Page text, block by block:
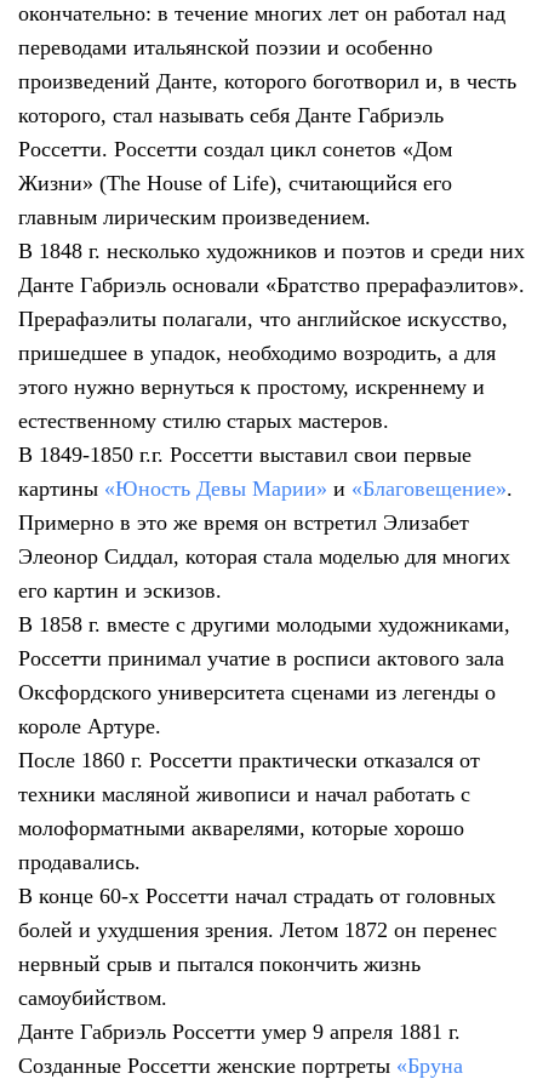
окончательно: в течение многих лет он работал над
переводами итальянской поэзии и особенно
произведений Данте, которого боготворил и, в честь
которого, стал называть себя Данте Габриэль
Россетти. Россетти создал цикл сонетов «Дом
Жизни» (The House of Life), считающийся его
главным лирическим произведением.
В 1848 г. несколько художников и поэтов и среди них
Данте Габриэль основали «Братство прерафаэлитов».
Прерафаэлиты полагали, что английское искусство,
пришедшее в упадок, необходимо возродить, а для
этого нужно вернуться к простому, искреннему и
естественному стилю старых мастеров.
В 1849-1850 г.г. Россетти выставил свои первые
картины «Юность Девы Марии» и «Благовещение».
Примерно в это же время он встретил Элизабет
Элеонор Сиддал, которая стала моделью для многих
его картин и эскизов.
В 1858 г. вместе с другими молодыми художниками,
Россетти принимал учатие в росписи актового зала
Оксфордского университета сценами из легенды о
короле Артуре.
После 1860 г. Россетти практически отказался от
техники масляной живописи и начал работать с
молоформатными акварелями, которые хорошо
продавались.
В конце 60-х Россетти начал страдать от головных
болей и ухудшения зрения. Летом 1872 он перенес
нервный срыв и пытался покончить жизнь
самоубийством.
Данте Габриэль Россетти умер 9 апреля 1881 г.
Созданные Россетти женские портреты «Бруна